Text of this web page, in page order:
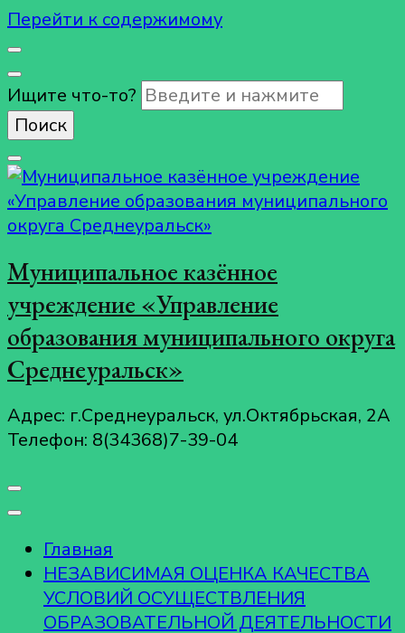
Перейти к содержимому
Ищите что-то?
Муниципальное казённое
учреждение «Управление
образования муниципального округа
Среднеуральск»
Адрес: г.Среднеуральск, ул.Октябрьская, 2А
Телефон: 8(34368)7-39-04
Главная
НЕЗАВИСИМАЯ ОЦЕНКА КАЧЕСТВА
УСЛОВИЙ ОСУЩЕСТВЛЕНИЯ
ОБРАЗОВАТЕЛЬНОЙ ДЕЯТЕЛЬНОСТИ